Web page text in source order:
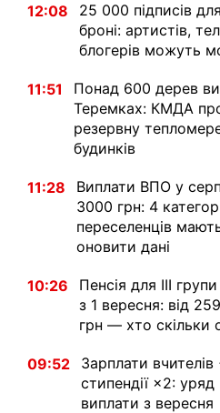
12:08
25 000 підписів
броні: артистів,
блогерів можуть
11:51
Понад 600 дерев
Теремках: КМДА
резервну
будинків
11:28
Виплати ВПО у
3000 грн: 4
переселенців
оновити дані
10:26
Пенсія для III групи
з 1 вересня: від
грн — хто скільки
09:52
Зарплати вчителів
стипендії ×2:
виплати з вересня